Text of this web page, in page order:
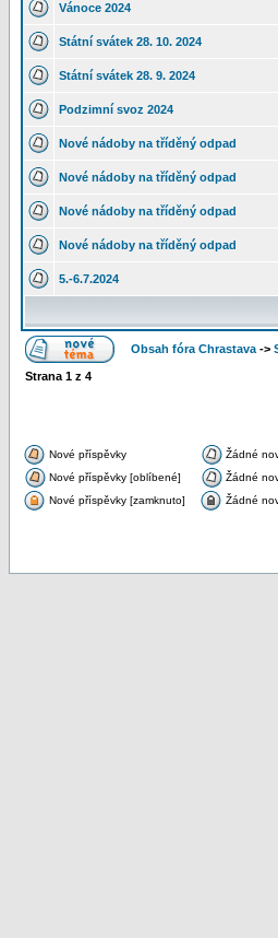
Vánoce 2024
Státní svátek 28. 10. 2024
Státní svátek 28. 9. 2024
Podzimní svoz 2024
Nové nádoby na tříděný odpad
Nové nádoby na tříděný odpad
Nové nádoby na tříděný odpad
Nové nádoby na tříděný odpad
5.-6.7.2024
Obsah fóra Chrastava ->
Strana 1 z 4
Nové příspěvky Žádné
Nové příspěvky [oblíbené]
Žádné
Nové příspěvky [zamknuto]
Žádné